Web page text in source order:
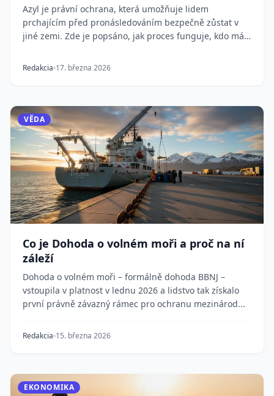
Azyl je právní ochrana, která umožňuje lidem
prchajícím před pronásledováním bezpečně zůstat v
jiné zemi. Zde je popsáno, jak proces funguje, kdo má
Redakcia 17. března 2026
VĚDA
Co je Dohoda o volném moři a proč na ní
záleží
Dohoda o volném moři – formálně dohoda BBNJ –
vstoupila v platnost v lednu 2026 a lidstvo tak získalo
první právně závazný rámec pro ochranu mezinárod...
Redakcia 15. března 2026
EKONOMIKA